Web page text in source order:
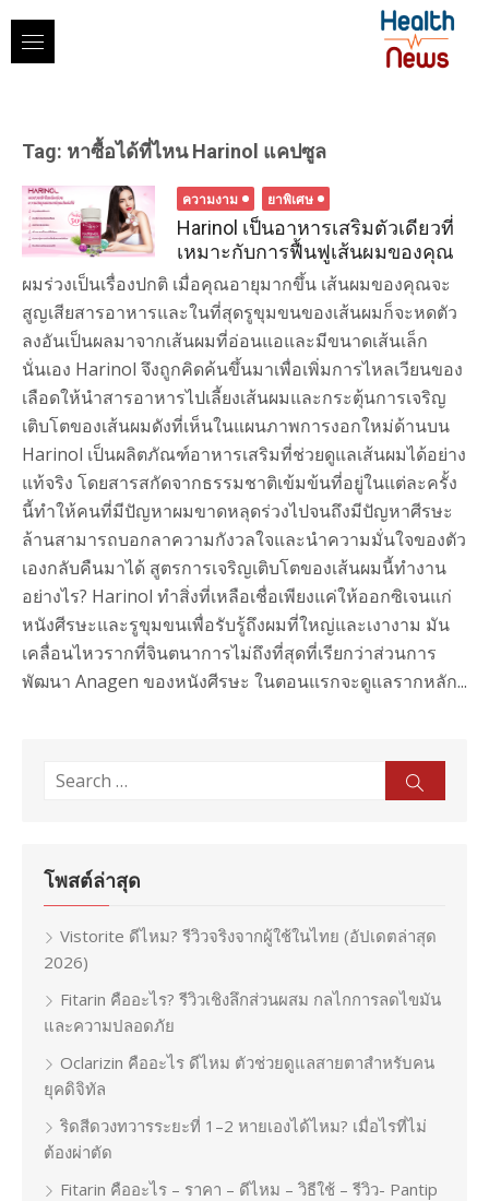
content
Tag: หาซื้อได้ที่ไหน Harinol แคปซูล
ความงาม ยาพิเศษ
Harinol เป็นอาหารเสริมตัวเดียวที่
เหมาะกับการฟื้นฟูเส้นผมของคุณ
ผมร่วงเป็นเรื่องปกติ เมื่อคุณอายุมากขึ้น เส้นผมของคุณจะ
สูญเสียสารอาหารและในที่สุดรูขุมขนของเส้นผมก็จะหดตัว
ลงอันเป็นผลมาจากเส้นผมที่อ่อนแอและมีขนาดเส้นเล็ก
นั่นเอง Harinol จึงถูกคิดค้นขึ้นมาเพื่อเพิ่มการไหลเวียนของ
เลือดให้นำสารอาหารไปเลี้ยงเส้นผมและกระตุ้นการเจริญ
เติบโตของเส้นผมดังที่เห็นในแผนภาพการงอกใหม่ด้านบน
Harinol เป็นผลิตภัณฑ์อาหารเสริมที่ช่วยดูแลเส้นผมได้อย่าง
แท้จริง โดยสารสกัดจากธรรมชาติเข้มข้นที่อยู่ในแต่ละครั้ง
นี้ทำให้คนที่มีปัญหาผมขาดหลุดร่วงไปจนถึงมีปัญหาศีรษะ
ล้านสามารถบอกลาความกังวลใจและนำความมั่นใจของตัว
เองกลับคืนมาได้ สูตรการเจริญเติบโตของเส้นผมนี้ทำงาน
อย่างไร? Harinol ทำสิ่งที่เหลือเชื่อเพียงแค่ให้ออกซิเจนแก่
หนังศีรษะและรูขุมขนเพื่อรับรู้ถึงผมที่ใหญ่และเงางาม มัน
เคลื่อนไหวรากที่จินตนาการไม่ถึงที่สุดที่เรียกว่าส่วนการ
พัฒนา Anagen ของหนังศีรษะ ในตอนแรกจะดูแลรากหลัก...
Search
โพสต์ล่าสุด
Vistorite ดีไหม? รีวิวจริงจากผู้ใช้ในไทย (อัปเดตล่าสุด
2026)
Fitarin คืออะไร? รีวิวเชิงลึกส่วนผสม กลไกการลดไขมัน
และความปลอดภัย
Oclarizin คืออะไร ดีไหม ตัวช่วยดูแลสายตาสำหรับคน
ยุคดิจิทัล
ริดสีดวงทวารระยะที่ 1–2 หายเองได้ไหม? เมื่อไรที่ไม่
ต้องผ่าตัด
Fitarin คืออะไร – ราคา – ดีไหม – วิธีใช้ – รีวิว- Pantip